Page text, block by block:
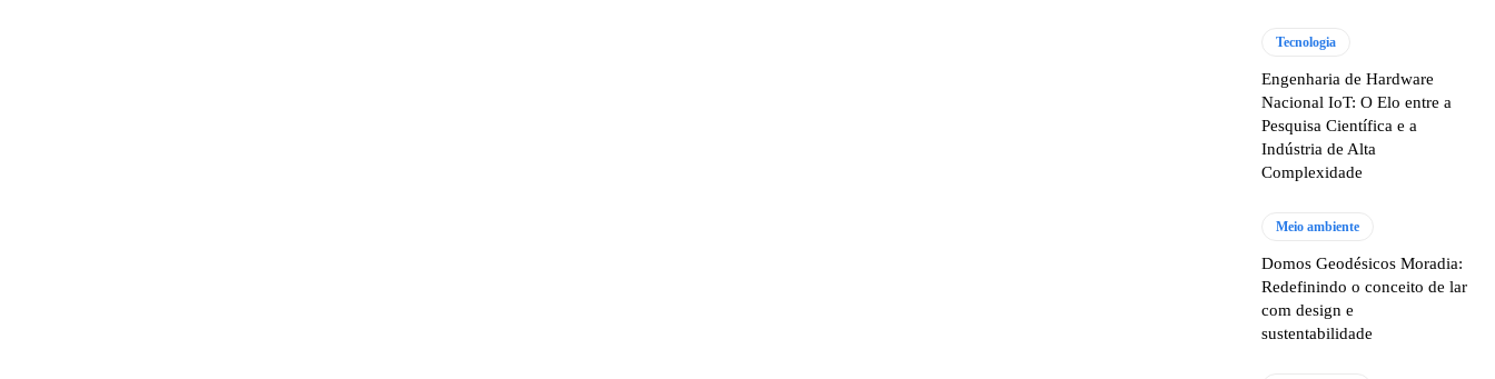
Tecnologia
Engenharia de Hardware
Nacional IoT: O Elo entre a
Pesquisa Científica e a
Indústria de Alta
Complexidade
Meio ambiente
Domos Geodésicos Moradia:
Redefinindo o conceito de lar
com design e
sustentabilidade